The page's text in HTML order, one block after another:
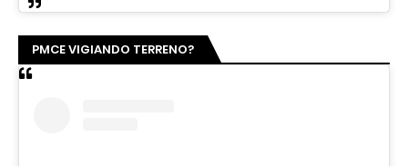
PMCE VIGIANDO TERRENO?